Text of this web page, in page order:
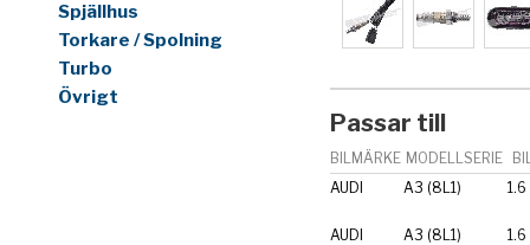
Spjällhus
Torkare / Spolning
Turbo
Övrigt
Passar till
BILMÄRKE MODELLSERIE
AUDI
A3 (8L1) 1.6
AUDI A3 (8L1) 1.6